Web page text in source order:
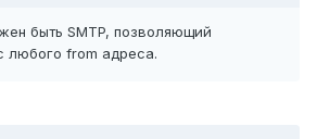
быть SMTP, позволяющий
любого from адреса.